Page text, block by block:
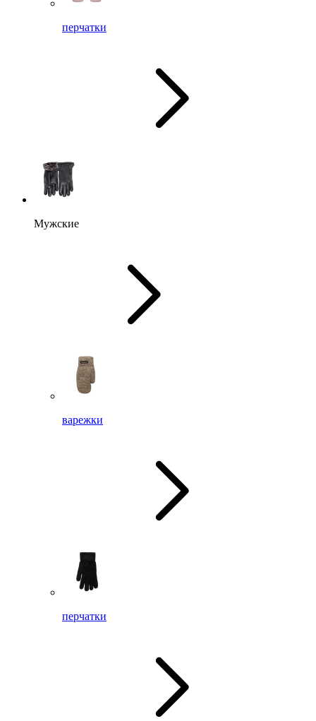
перчатки
Мужские
варежки
перчатки